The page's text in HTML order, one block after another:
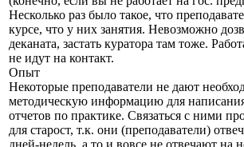
Несколько раз было такое, что
курсе, что у них занятия. Невозможно
деканата, застать куратора там тоже.
не идут на контакт.
Опыт
Некоторые преподаватели не дают
методическую информацию для
отчетов по практике. Связаться с ними
для старост, т.к. они (преподаватели)
дней-недель, а то и вовсе не отвечают на